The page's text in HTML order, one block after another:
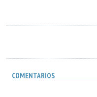
COMENTARIOS